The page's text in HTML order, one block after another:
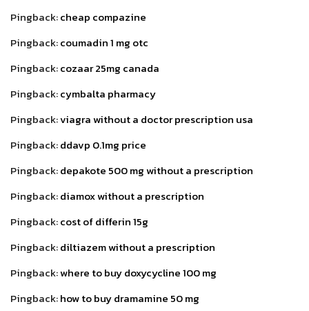
Pingback:cheap compazine
Pingback:coumadin 1 mg otc
Pingback:cozaar 25mg canada
Pingback:cymbalta pharmacy
Pingback:viagra without a doctor prescription usa
Pingback:ddavp 0.1mg price
Pingback:depakote 500 mg without a prescription
Pingback:diamox without a prescription
Pingback:cost of differin 15g
Pingback:diltiazem without a prescription
Pingback:where to buy doxycycline 100 mg
Pingback:how to buy dramamine 50 mg